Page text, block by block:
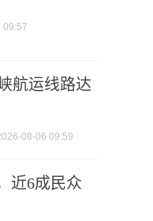
09:57
航运线路达
08-06 09:59
近6成民众